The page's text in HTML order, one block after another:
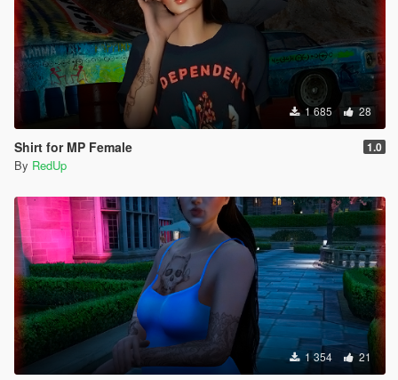
1 685 28
Shirt for MP Female 1.0
By RedUp
1 354 21